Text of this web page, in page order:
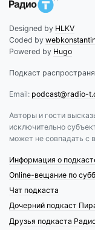
Designed by HLKV
Coded by
Powered by Hugo
Подкаст
Email: podcast@radio-
Авторы и гости
исключительно
может не совпадать с
Информация о
Online-вещание по
Чат подкаста
Дочерний подкаст
Друзья подкаста